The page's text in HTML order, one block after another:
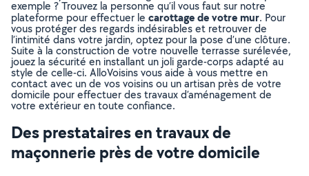
exemple ? Trouvez la personne qu’il vous faut sur notre
plateforme pour effectuer le carottage de votre mur. Pour
vous protéger des regards indésirables et retrouver de
l’intimité dans votre jardin, optez pour la pose d’une clôture.
Suite à la construction de votre nouvelle terrasse surélevée,
jouez la sécurité en installant un joli garde-corps adapté au
style de celle-ci. AlloVoisins vous aide à vous mettre en
contact avec un de vos voisins ou un artisan près de votre
domicile pour effectuer des travaux d’aménagement de
votre extérieur en toute confiance.
Des prestataires en travaux de
maçonnerie près de votre domicile